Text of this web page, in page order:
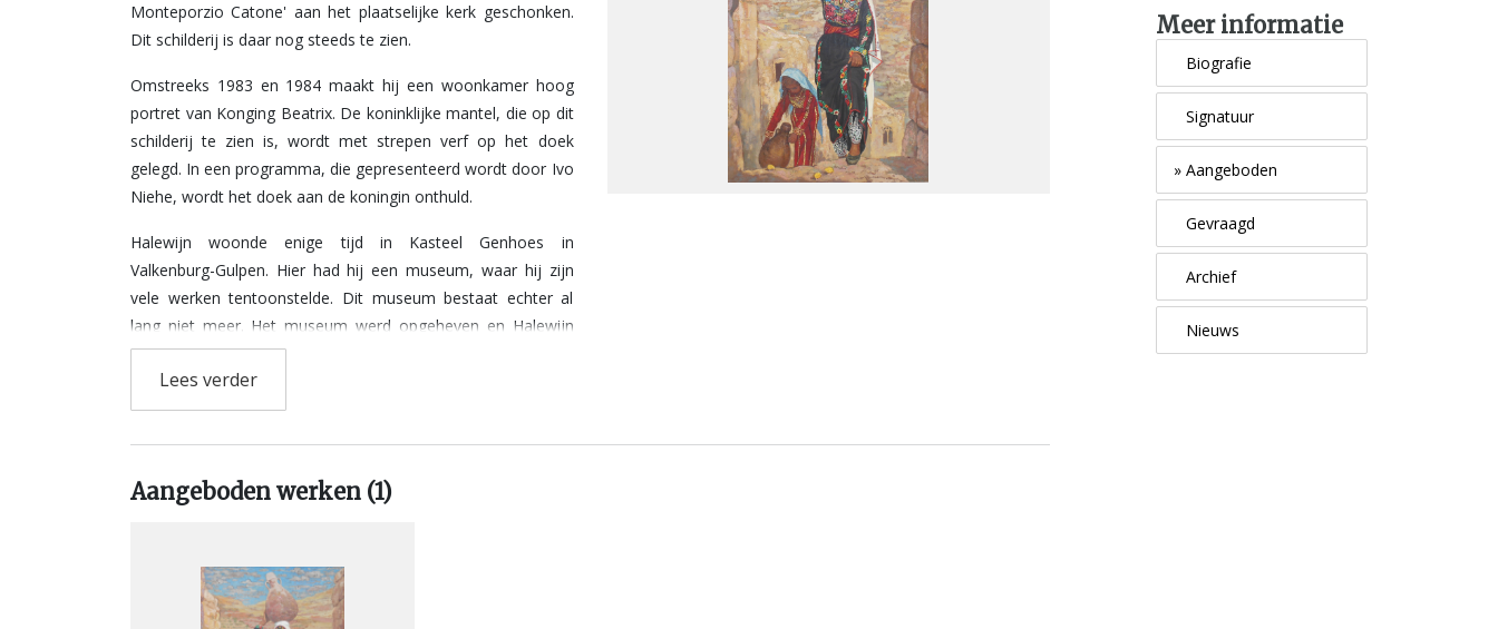
Meer informatie
Biografie
Signatuur
» Aangeboden
Gevraagd
Archief
Nieuws
Monteporzio Catone' aan het plaatselijke kerk geschonken.
Dit schilderij is daar nog steeds te zien.
Omstreeks 1983 en 1984 maakt hij een woonkamer hoog
portret van Konging Beatrix. De koninklijke mantel, die op dit
schilderij te zien is, wordt met strepen verf op het doek
gelegd. In een programma, die gepresenteerd wordt door Ivo
Niehe, wordt het doek aan de koningin onthuld.
Halewijn woonde enige tijd in Kasteel Genhoes in
Valkenburg-Gulpen. Hier had hij een museum, waar hij zijn
vele werken tentoonstelde. Dit museum bestaat echter al
lang niet meer. Het museum werd opgeheven en Halewijn
vertrok voor enkele jaren naar Amerika. In Noordwijkerhout,
waar hij tot z'n dood woonde, wordt geijverd voor de
oprichting van een William Halewijn Museum. Dit zou
echter financiële problemen die hiervoor eerst opgelost
Noordwijkerhout. Ook deze is tot nu toe niet doorgegaan.
Lees verder
Aangeboden werken (1)